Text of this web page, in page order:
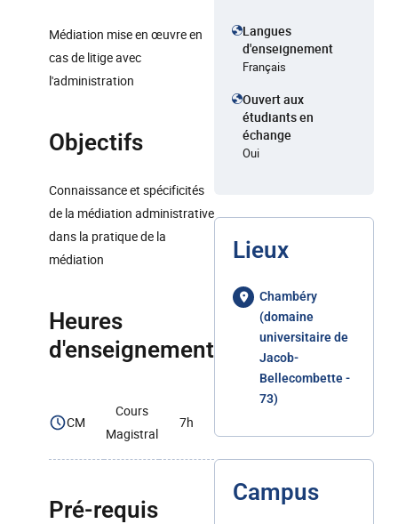
Médiation mise en œuvre en
cas de litige avec
l'administration
Objectifs
Connaissance et spécificités
de la médiation administrative
dans la pratique de la
médiation
Heures
d'enseignement
CM
Cours
Magistral
7h
Pré-requis
Langues
d'enseignement
Français
Ouvert aux
étudiants en
échange
Oui
Lieux
Chambéry
(domaine
universitaire de
Jacob-
Bellecombette -
73)
Campus